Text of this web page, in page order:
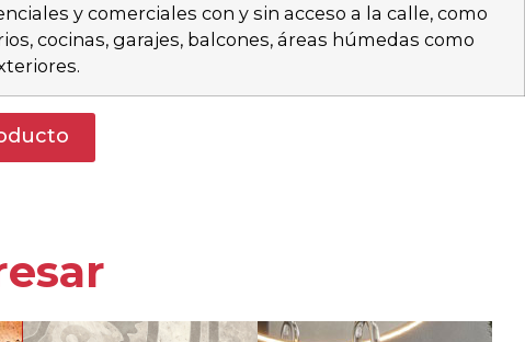
y comerciales con y sin acceso a la calle, como
cocinas, garajes, balcones, áreas húmedas como